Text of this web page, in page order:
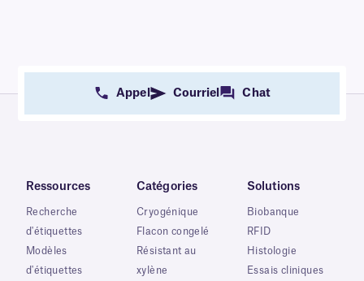
Appel Courriel Chat
Ressources
Recherche
d'étiquettes
Modèles
d'étiquettes
Catégories
Cryogénique
Flacon congelé
Résistant au
xylène
Solutions
Biobanque
RFID
Histologie
Essais cliniques